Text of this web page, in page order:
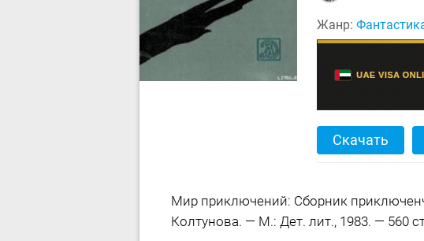
Жанр:
Скачать
Мир приключений: Сборник
Колтунова. — М.: Дет. лит., 1983. — 560